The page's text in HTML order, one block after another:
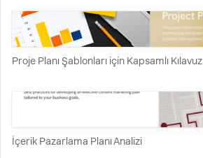
Proje Planı Şablonları için Kapsamlı Kılavuz
İçerik Pazarlama Planı Analizi